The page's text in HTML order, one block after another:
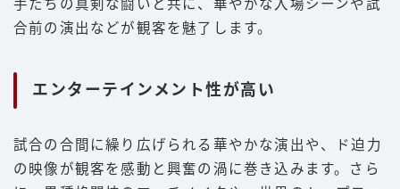
手たちの真剣な闘いと共に、華やかな入場シーンや試
合前の演出などが観客を魅了します。
エンターテインメント性が高い
試合の合間に繰り広げられる華やかな演出や、ド迫力
の映像が観客を感動と興奮の渦に巻き込みます。さら